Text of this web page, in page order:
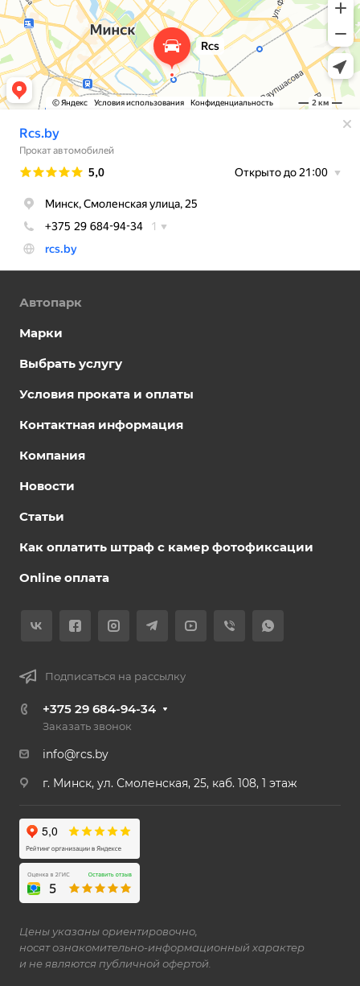
Автопарк
Марки
Выбрать услугу
Условия проката и оплаты
Контактная информация
Компания
Новости
Статьи
Как оплатить штраф с камер фотофиксации
Online оплата
Подписаться на рассылку
+375 29 684-94-34
Заказать звонок
info@rcs.by
г. Минск, ул. Смоленская, 25, каб. 108, 1 этаж
Цены указаны ориентировочно,
носят ознакомительно-информационный характер
и не являются публичной офертой.